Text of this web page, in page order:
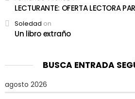
LECTURANTE: OFERTA LECTORA
Soledad on
Un libro extraño
BUSCA ENTRADA
agosto 2026